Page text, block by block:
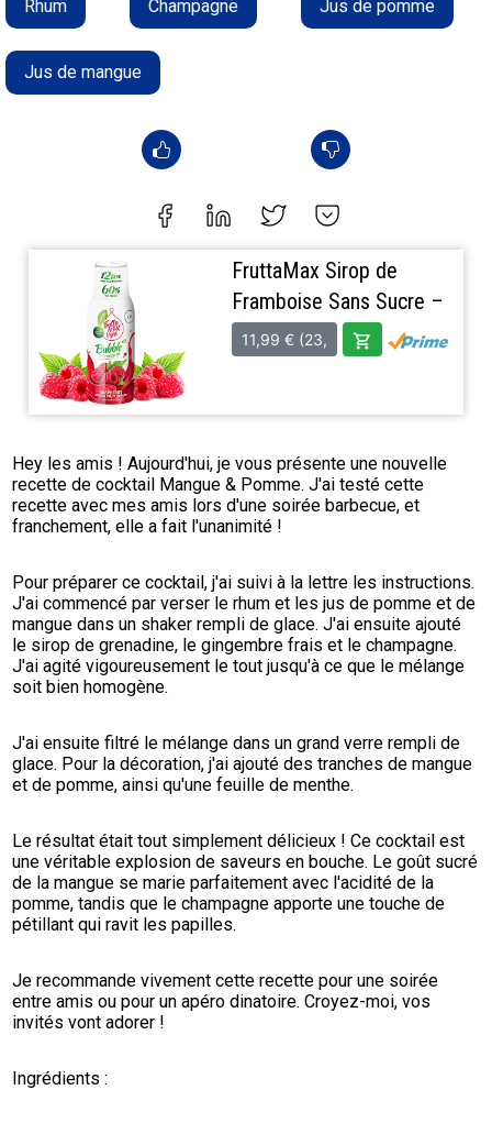
Rhum Champagne Jus de pomme
Jus de mangue
Hey les amis ! Aujourd'hui, je vous présente une nouvelle
recette de cocktail Mangue & Pomme. J'ai testé cette
recette avec mes amis lors d'une soirée barbecue, et
franchement, elle a fait l'unanimité !
Pour préparer ce cocktail, j'ai suivi à la lettre les instructions.
J'ai commencé par verser le rhum et les jus de pomme et de
mangue dans un shaker rempli de glace. J'ai ensuite ajouté
le sirop de grenadine, le gingembre frais et le champagne.
J'ai agité vigoureusement le tout jusqu'à ce que le mélange
soit bien homogène.
J'ai ensuite filtré le mélange dans un grand verre rempli de
glace. Pour la décoration, j'ai ajouté des tranches de mangue
et de pomme, ainsi qu'une feuille de menthe.
Le résultat était tout simplement délicieux ! Ce cocktail est
une véritable explosion de saveurs en bouche. Le goût sucré
de la mangue se marie parfaitement avec l'acidité de la
pomme, tandis que le champagne apporte une touche de
pétillant qui ravit les papilles.
Je recommande vivement cette recette pour une soirée
entre amis ou pour un apéro dinatoire. Croyez-moi, vos
invités vont adorer !
Ingrédients :